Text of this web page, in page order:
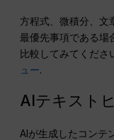
方程式、微積分、文
最優先事項である場
比較してみてくださ
ュー.
AIテキスト
AIが生成したコンテ